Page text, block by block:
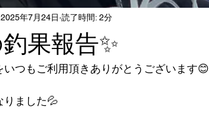
果報告✨
2025年7月24日 読了時間: 2分
いつもご利用頂きありがとうございます😊
りました💦